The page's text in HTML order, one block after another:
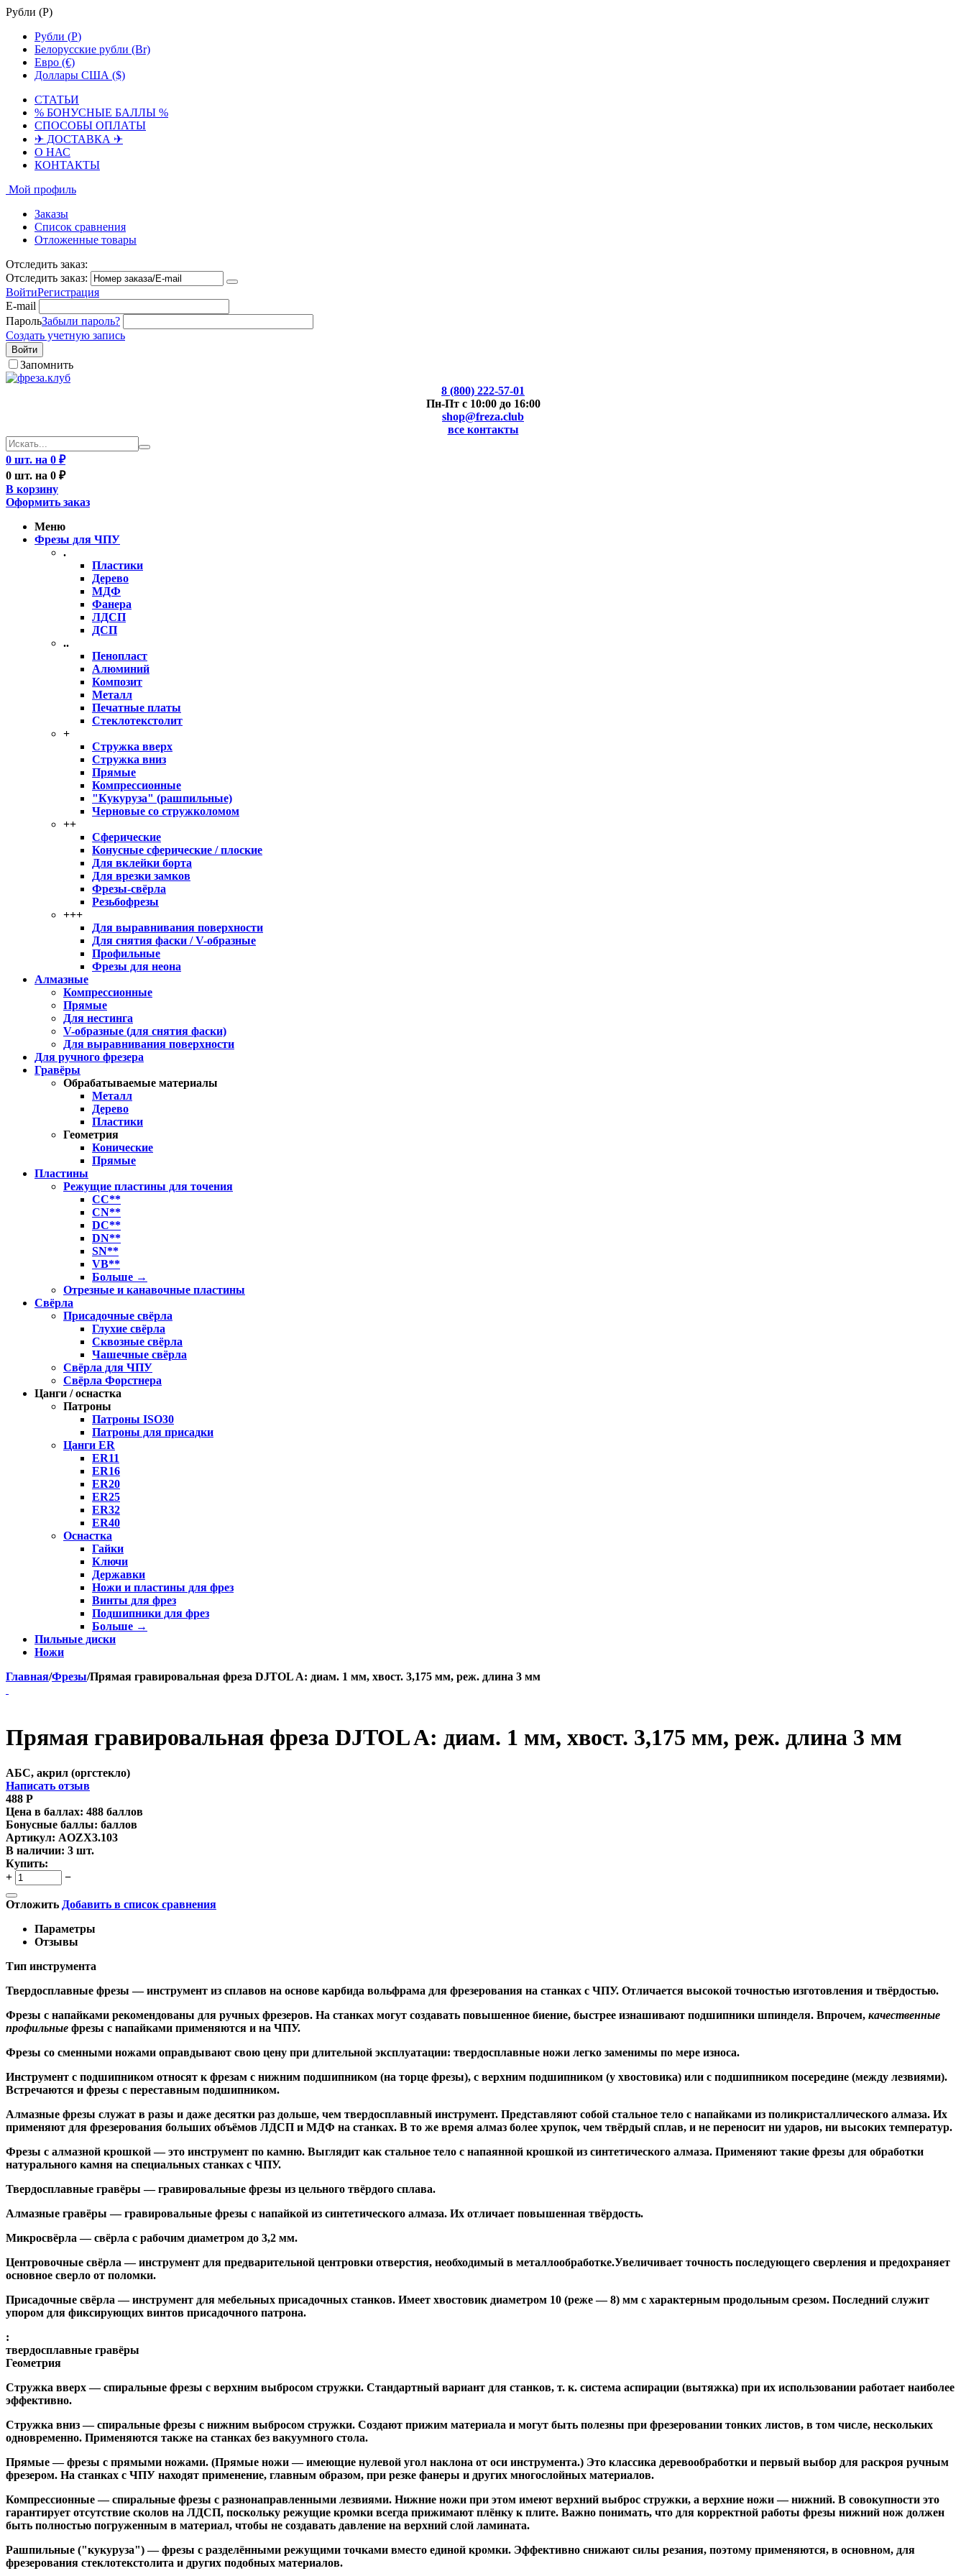
Рубли (Р)
Рубли (Р)
Белорусские рубли (Br)
Евро (€)
Доллары США ($)
СТАТЬИ
% БОНУСНЫЕ БАЛЛЫ %
СПОСОБЫ ОПЛАТЫ
✈ ДОСТАВКА ✈
О НАС
КОНТАКТЫ
Мой профиль
Заказы
Список сравнения
Отложенные товары
Отследить заказ:
Отследить заказ:
ВойтиРегистрация
E-mail
ПарольЗабыли пароль?
Создать учетную запись
Войти
Запомнить
8 (800) 222-57-01
Пн-Пт с 10:00 до 16:00
shop@freza.club
все контакты
0 шт. на 0 ₽
0 шт. на 0 ₽
В корзину
Оформить заказ
Меню
Фрезы для ЧПУ
.
Пластики
Дерево
МДФ
Фанера
ЛДСП
ДСП
..
Пенопласт
Алюминий
Композит
Металл
Печатные платы
Стеклотекстолит
+
Стружка вверх
Стружка вниз
Прямые
Компрессионные
"Кукуруза" (рашпильные)
Черновые со стружколомом
++
Сферические
Конусные сферические / плоские
Для вклейки борта
Для врезки замков
Фрезы-свёрла
Резьбофрезы
+++
Для выравнивания поверхности
Для снятия фаски / V-образные
Профильные
Фрезы для неона
Алмазные
Компрессионные
Прямые
Для нестинга
V-образные (для снятия фаски)
Для выравнивания поверхности
Для ручного фрезера
Гравёры
Обрабатываемые материалы
Металл
Дерево
Пластики
Геометрия
Конические
Прямые
Пластины
Режущие пластины для точения
CC**
CN**
DC**
DN**
SN**
VB**
Больше →
Отрезные и канавочные пластины
Свёрла
Присадочные свёрла
Глухие свёрла
Сквозные свёрла
Чашечные свёрла
Свёрла для ЧПУ
Свёрла Форстнера
Цанги / оснастка
Патроны
Патроны ISO30
Патроны для присадки
Цанги ER
ER11
ER16
ER20
ER25
ER32
ER40
Оснастка
Гайки
Ключи
Державки
Ножи и пластины для фрез
Винты для фрез
Подшипники для фрез
Больше →
Пильные диски
Ножи
Главная/Фрезы/Прямая гравировальная фреза DJTOL A: диам. 1 мм, хвост. 3,175 мм, реж. длина 3 мм
Прямая гравировальная фреза DJTOL A: диам. 1 мм, хвост. 3,175 мм, реж. длина 3 мм
АБС, акрил (оргстекло)
Написать отзыв
488 Р
Цена в баллах: 488 баллов
Бонусные баллы: баллов
Артикул: AOZX3.103
В наличии: 3 шт.
Купить:
+
−
Отложить Добавить в список сравнения
Параметры
Отзывы
Тип инструмента
Твердосплавные фрезы — инструмент из сплавов на основе карбида вольфрама для фрезерования на станках с ЧПУ. Отличается высокой точностью изготовления и твёрдостью.
Фрезы с напайками рекомендованы для ручных фрезеров. На станках могут создавать повышенное биение, быстрее изнашивают подшипники шпинделя. Впрочем, качественные
профильные фрезы с напайками применяются и на ЧПУ.
Фрезы со сменными ножами оправдывают свою цену при длительной эксплуатации: твердосплавные ножи легко заменимы по мере износа.
Инструмент с подшипником относят к фрезам с нижним подшипником (на торце фрезы), с верхним подшипником (у хвостовика) или с подшипником посередине (между лезвиями).
Встречаются и фрезы с переставным подшипником.
Алмазные фрезы служат в разы и даже десятки раз дольше, чем твердосплавный инструмент. Представляют собой стальное тело с напайками из поликристаллического алмаза. Их
применяют для фрезерования больших объёмов ЛДСП и МДФ на станках. В то же время алмаз более хрупок, чем твёрдый сплав, и не переносит ни ударов, ни высоких температур.
Фрезы с алмазной крошкой— это инструмент по камню. Выглядит как стальное тело с напаянной крошкой из синтетического алмаза. Применяют такие фрезы для обработки
натурального камня на специальных станках с ЧПУ.
Твердосплавные гравёры — гравировальные фрезы из цельного твёрдого сплава.
Алмазные гравёры — гравировальные фрезы с напайкой из синтетического алмаза. Их отличает повышенная твёрдость.
Микросвёрла — свёрла с рабочим диаметром до 3,2 мм.
Центровочные свёрла — инструмент для предварительной центровки отверстия, необходимый в металлообработке.Увеличивает точность последующего сверления и предохраняет
основное сверло от поломки.
Присадочные свёрла — инструмент для мебельных присадочных станков. Имеет хвостовик диаметром 10 (реже — 8) мм с характерным продольным срезом. Последний служит
упором для фиксирующих винтов присадочного патрона.
:
твердосплавные гравёры
Геометрия
Стружка вверх— спиральные фрезы с верхним выбросом стружки. Стандартный вариант для станков, т. к. система аспирации (вытяжка) при их использовании работает наиболее
эффективно.
Стружка вниз— спиральные фрезы с нижним выбросом стружки. Создают прижим материала и могут быть полезны при фрезеровании тонких листов, в том числе, нескольких
одновременно. Применяются также на станках без вакуумного стола.
Прямые— фрезы с прямыми ножами. (Прямые ножи — имеющие нулевой угол наклона от оси инструмента.) Это классика деревообработки и первый выбор для раскроя ручным
фрезером. На станках с ЧПУ находят применение, главным образом, при резке фанеры и других многослойных материалов.
Компрессионные— спиральные фрезы с разнонаправленными лезвиями. Нижние ножи при этом имеют верхний выброс стружки, а верхние ножи — нижний. В совокупности это
гарантирует отсутствие сколов на ЛДСП, поскольку режущие кромки всегда прижимают плёнку к плите. Важно понимать, что для корректной работы фрезы нижний нож должен
быть полностью погруженным в материал, чтобы не создавать давление на верхний слой ламината.
Рашпильные ("кукуруза")— фрезы с разделёнными режущими точками вместо единой кромки. Эффективно снижают силы резания, поэтому применяются, в основном, для
фрезерования стеклотекстолита и других подобных материалов.